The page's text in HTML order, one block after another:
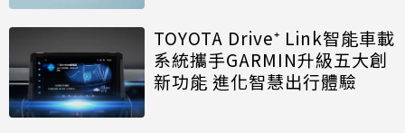
TOYOTA Drive⁺ Link智能車載
系統攜手GARMIN升級五大創
新功能 進化智慧出行體驗